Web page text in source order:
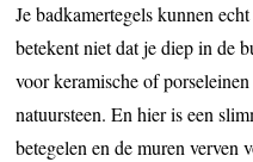
Je badkamertegels kunnen
betekent niet dat je diep in de
voor keramische of
natuursteen. En hier is een
betegelen en de muren verven